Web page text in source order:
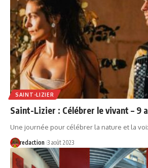
SAINT-LIZIER
Saint-Lizier : Célébrer le vivant – 9
Une journée pour célébrer la nature et la
redaction 3 août 2023